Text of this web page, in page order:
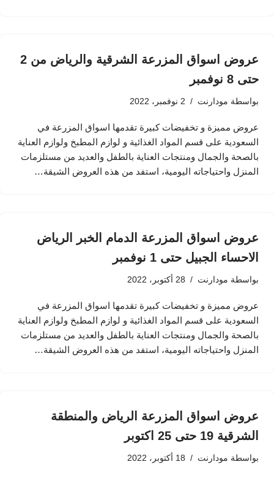
عروض اسواق المزرعة الشرقية والرياض من 2
حتى 8 نوفمبر
بواسطة مودارنت 2 نوفمبر، 2022
عروض مميزة و تخفيضات كبيرة تقدمها اسواق المزرعة في
السعودية على قسم المواد الغذائية و لوازم المطبخ ولوازم العناية
بالصحة والجمال ومنتجات العناية بالطفل والعديد من مستلزمات
المنزل واحتياجاته اليومية، استفد من هذه العروض الشيقة…
عروض اسواق المزرعة الدمام الخبر الرياض
الاحساء الجبيل حتى 1 نوفمبر
بواسطة مودارنت 28 أكتوبر، 2022
عروض مميزة و تخفيضات كبيرة تقدمها اسواق المزرعة في
السعودية على قسم المواد الغذائية و لوازم المطبخ ولوازم العناية
بالصحة والجمال ومنتجات العناية بالطفل والعديد من مستلزمات
المنزل واحتياجاته اليومية، استفد من هذه العروض الشيقة…
عروض اسواق المزرعة الرياض والمنطقة
الشرقية 19 حتى 25 اكتوبر
بواسطة مودارنت 18 أكتوبر، 2022